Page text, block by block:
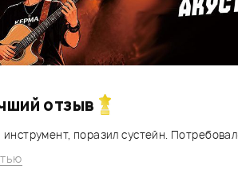
отзыв
поразил сустейн.